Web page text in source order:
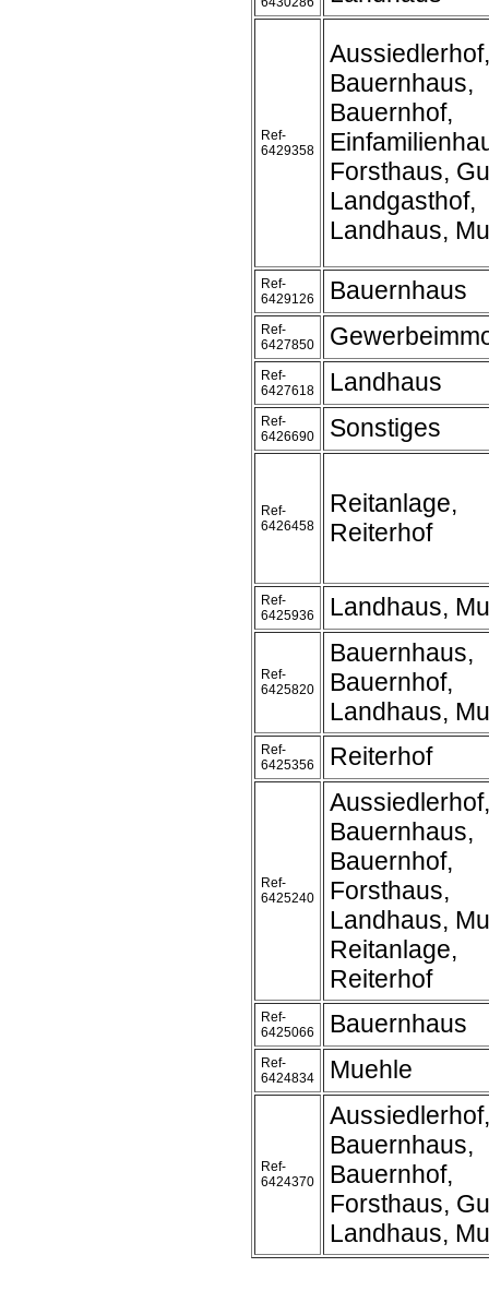
Ref-
6429358
Aussiedlerhof,
Bauernhaus,
Bauernhof,
Forsthaus,
Landgasthof,
Landhaus,
Ref-
6429126
Bauernhaus
Ref-
6427850
Ref-
6427618
Landhaus
Ref-
6426690
Sonstiges
Ref-
6426458
Reitanlage,
Reiterhof
Ref-
6425936
Landhaus,
Ref-
6425820
Bauernhaus,
Bauernhof,
Landhaus,
Ref-
6425356
Reiterhof
Ref-
6425240
Aussiedlerhof,
Bauernhaus,
Bauernhof,
Forsthaus,
Landhaus,
Reitanlage,
Reiterhof
Ref-
6425066
Bauernhaus
Ref-
6424834
Muehle
Ref-
6424370
Aussiedlerhof,
Bauernhaus,
Bauernhof,
Forsthaus,
Landhaus,